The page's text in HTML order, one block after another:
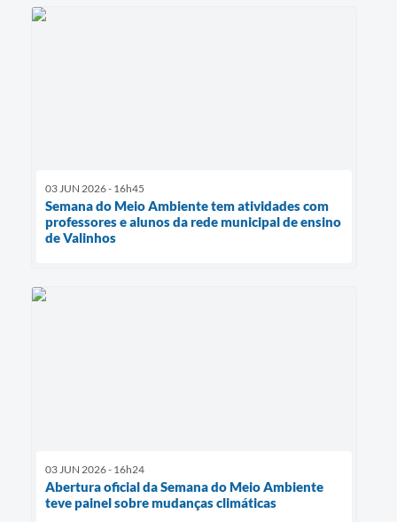
03 JUN 2026 - 16h45
Semana do Meio Ambiente tem atividades com
professores e alunos da rede municipal de ensino
de Valinhos
03 JUN 2026 - 16h24
Abertura oficial da Semana do Meio Ambiente
teve painel sobre mudanças climáticas